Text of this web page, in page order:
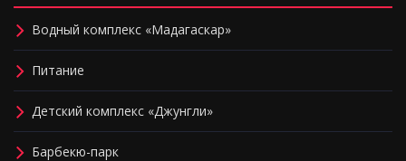
Водный комплекс «Мадагаскар»
Питание
Детский комплекс «Джунгли»
Барбекю-парк